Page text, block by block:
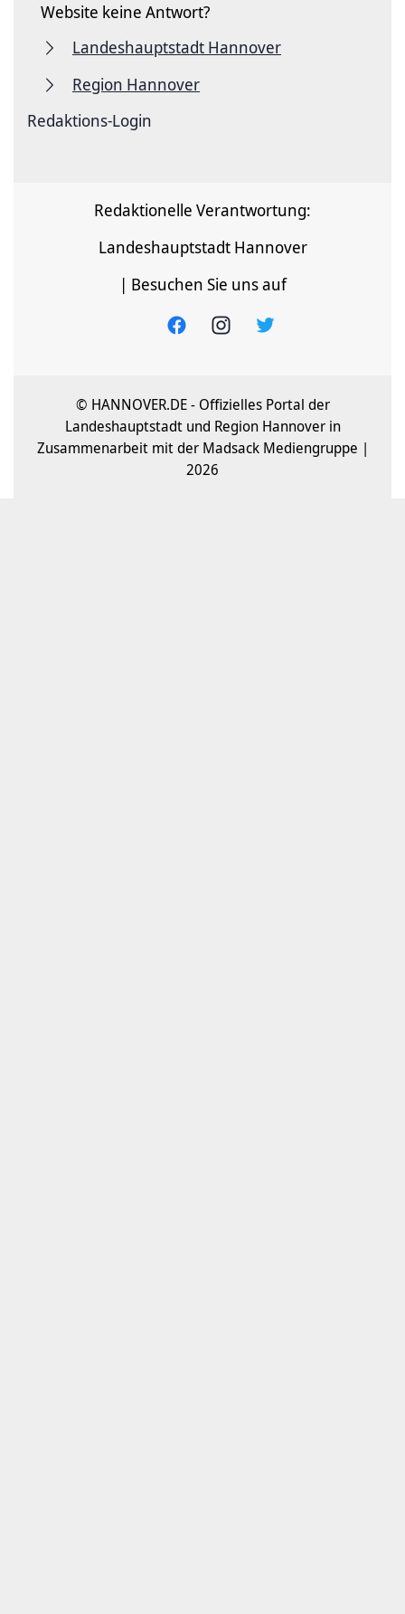
Website keine Antwort?
Landeshauptstadt Hannover
Region Hannover
Redaktions-Login
Redaktionelle Verantwortung:
Landeshauptstadt Hannover
| Besuchen Sie uns auf
© HANNOVER.DE - Offizielles Portal der
Landeshauptstadt und Region Hannover in
Zusammenarbeit mit der Madsack Mediengruppe |
2026